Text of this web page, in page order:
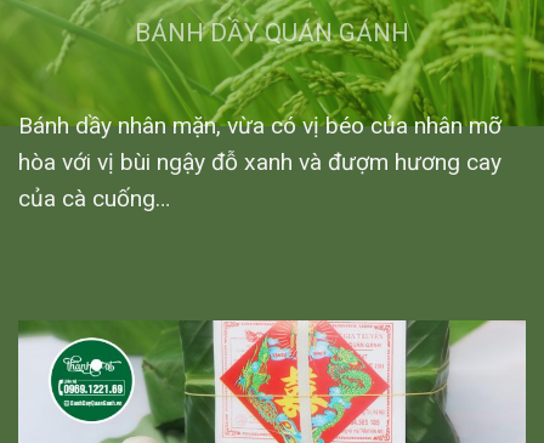
BÁNH DẦY QUÁN GÁNH
Bánh dầy nhân mặn, vừa có vị béo của nhân mỡ
hòa với vị bùi ngậy đỗ xanh và đượm hương cay
của cà cuống…